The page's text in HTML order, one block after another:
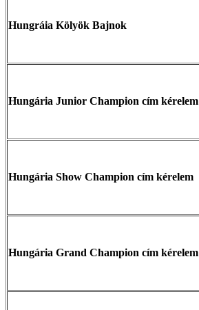
Hungráia Kölyök Bajnok
Hungária Junior Champion cím kérelem
Hungária Show Champion cím kérelem
Hungária Grand Champion cím kérelem